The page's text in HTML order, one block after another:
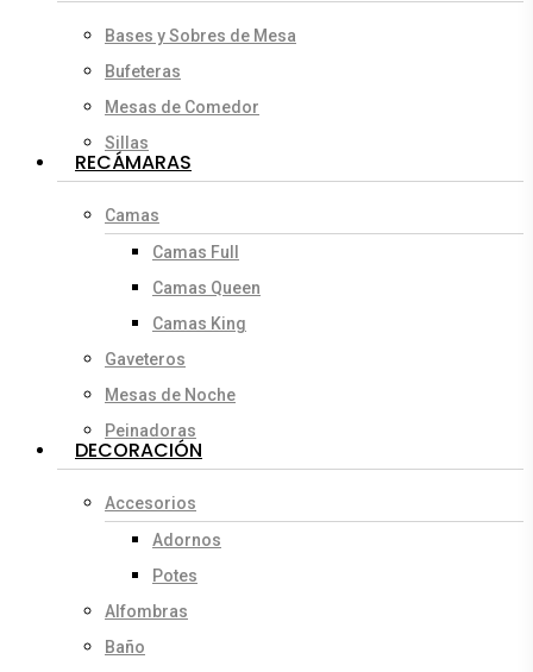
Bases y Sobres de Mesa
Bufeteras
Mesas de Comedor
Sillas
RECÁMARAS
Camas
Camas Full
Camas Queen
Camas King
Gaveteros
Mesas de Noche
Peinadoras
DECORACIÓN
Accesorios
Adornos
Potes
Alfombras
Baño